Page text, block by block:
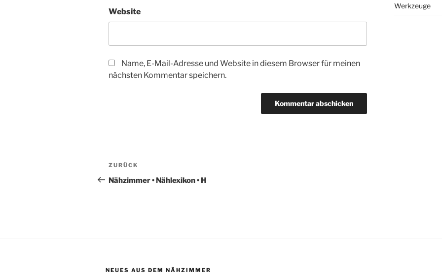
Website
Name, E-Mail-Adresse und Website in diesem Browser für meinen
nächsten Kommentar speichern.
Beitragsnavigation
Vorheriger
Beitrag
ZURÜCK
Nähzimmer • Nählexikon • H
Werkzeuge
NEUES AUS DEM NÄHZIMMER